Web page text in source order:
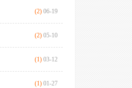
(2) 06-19
(2) 05-10
(1) 03-12
(1) 01-27